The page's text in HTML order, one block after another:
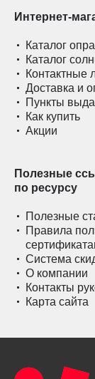
Интернет-
Каталог
Каталог
Контактные
Доставка и
Пункты
Как купить
Акции
Полезные
по ресурсу
Полезные
Правила
Система
О компании
Контакты
Карта сайта